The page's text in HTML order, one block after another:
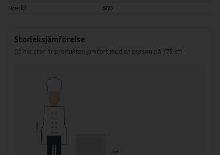
Bredd
600
Storleksjämförelse
Så här stor är produkten jämfört med en person på 175 cm.
175 cm
72 cm